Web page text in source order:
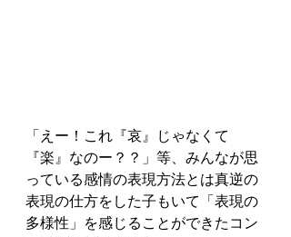
「えー！これ『哀』じゃなくて
『楽』なのー？？」等、みんなが思
っている感情の表現方法とは真逆の
表現の仕方をした子もいて「表現の
多様性」を感じることができたコン